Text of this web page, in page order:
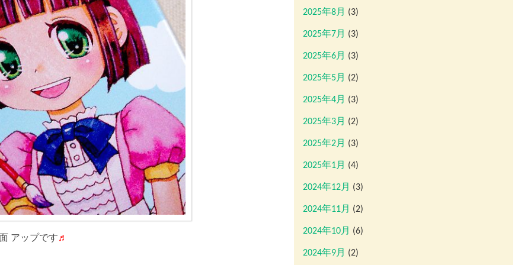
アップです♬
2025年8月 (3)
2025年7月 (3)
2025年6月 (3)
2025年5月 (2)
2025年4月 (3)
2025年3月 (2)
2025年2月 (3)
2025年1月 (4)
2024年12月 (3)
2024年11月 (2)
2024年10月 (6)
2024年9月 (2)